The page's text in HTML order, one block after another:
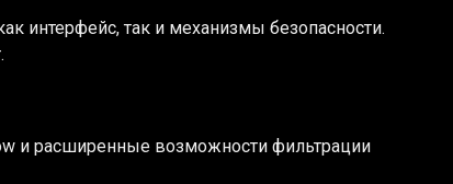
интерфейс, так и механизмы безопасности.
и расширенные возможности фильтрации